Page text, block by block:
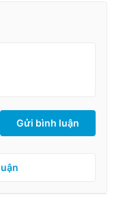
Gửi bình luận